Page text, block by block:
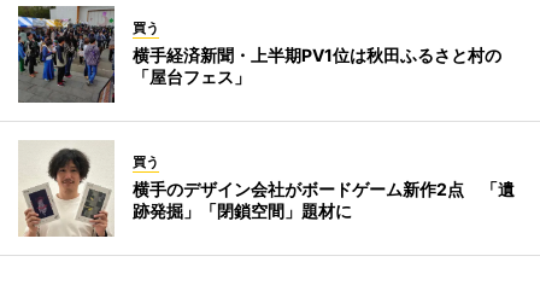
買う
横手経済新聞・上半期PV1位は秋田ふるさと村の
「屋台フェス」
買う
横手のデザイン会社がボードゲーム新作2点 「遺
跡発掘」「閉鎖空間」題材に